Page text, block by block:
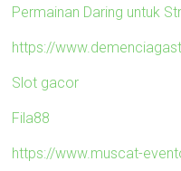
Permainan Daring untuk
https://
Slot gacor
Fila88
https://www.muscat-